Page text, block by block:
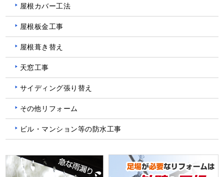
屋根カバー工法
屋根板金工事
屋根葺き替え
天窓工事
サイディング張り替え
その他リフォーム
ビル・マンション等の防水工事